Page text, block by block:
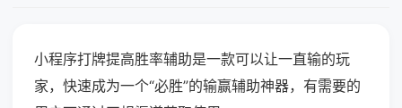
小程序打牌提高胜率辅助是一款可以让一直输的玩
家，快速成为一个“必胜”的输赢辅助神器，有需要的